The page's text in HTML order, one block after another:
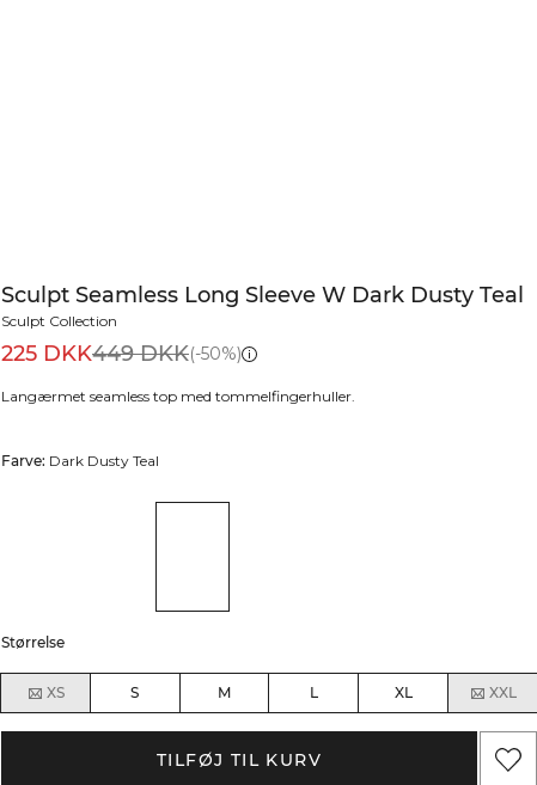
Sculpt Seamless Long Sleeve W Dark Dusty Teal
Sculpt Collection
225 DKK449 DKK(-50%)
Langærmet seamless top med tommelfingerhuller.
Farve: Dark Dusty Teal
Størrelse
XS S M L XL XXL
TILFØJ TIL KURV